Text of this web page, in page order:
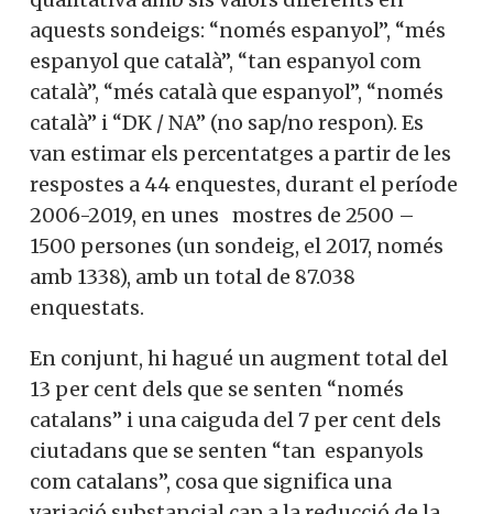
aquests sondeigs: “només espanyol”, “més
espanyol que català”, “tan espanyol com
català”, “més català que espanyol”, “només
català” i “DK / NA” (no sap/no respon). Es
van estimar els percentatges a partir de les
respostes a 44 enquestes, durant el període
2006-2019, en unes mostres de 2500 –
1500 persones (un sondeig, el 2017, només
amb 1338), amb un total de 87.038
enquestats.
En conjunt, hi hagué un augment total del
13 per cent dels que se senten “només
catalans” i una caiguda del 7 per cent dels
ciutadans que se senten “tan espanyols
com catalans”, cosa que significa una